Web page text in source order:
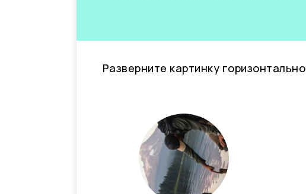
Разверните картинку горизонтально